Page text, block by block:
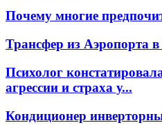
Почему многие
Трансфер из Аэропорта
Психолог
агрессии и страха у...
Кондиционер